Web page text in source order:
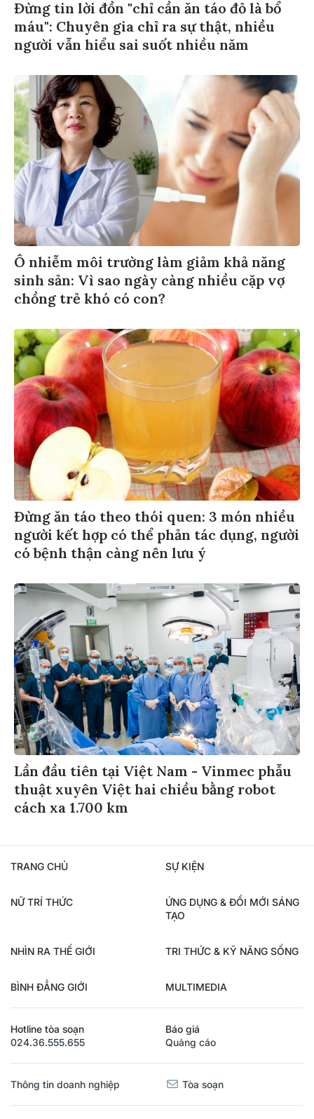
Đừng tin lời đồn "chỉ cần ăn táo đỏ là bổ
máu": Chuyên gia chỉ ra sự thật, nhiều
người vẫn hiểu sai suốt nhiều năm
Ô nhiễm môi trường làm giảm khả năng
sinh sản: Vì sao ngày càng nhiều cặp vợ
chồng trẻ khó có con?
Đừng ăn táo theo thói quen: 3 món nhiều
người kết hợp có thể phản tác dụng, người
có bệnh thận càng nên lưu ý
Lần đầu tiên tại Việt Nam - Vinmec phẫu
thuật xuyên Việt hai chiều bằng robot
cách xa 1.700 km
TRANG CHỦ SỰ KIỆN
NỮ TRÍ THỨC
ỨNG DỤNG & ĐỔI MỚI SÁNG
TẠO
NHÌN RA THẾ GIỚI TRI THỨC & KỸ NĂNG SỐNG
BÌNH ĐẲNG GIỚI MULTIMEDIA
Hotline tòa soạn
024.36.555.655
Báo giá
Quảng cáo
Thông tin doanh nghiệp Tòa soạn